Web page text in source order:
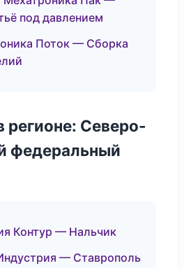
под давлением
Поток — Сборка
регионе: Северо-
федеральный
Контур — Нальчик
— Ставрополь